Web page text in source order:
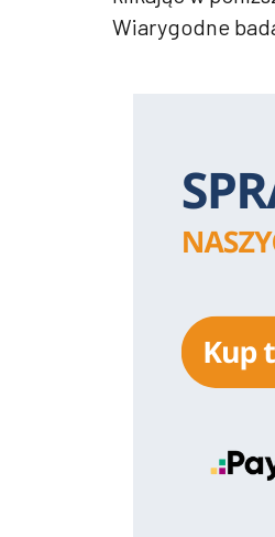
Wiarygodne